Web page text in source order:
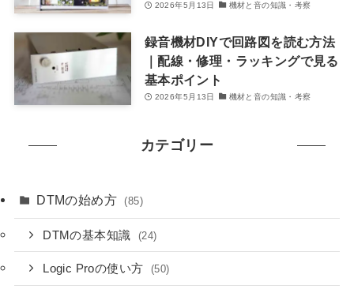
2026年5月13日 機材と音の知識・考察
録音機材DIYで回路図を読む方法
｜配線・修理・ラッキングで見る
基本ポイント
2026年5月13日 機材と音の知識・考察
カテゴリー
DTMの始め方 (85)
DTMの基本知識 (24)
Logic Proの使い方 (50)